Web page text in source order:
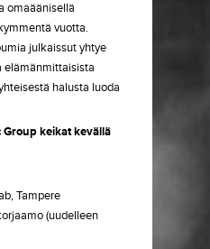
omaäänisellä
vuotta.
julkaissut yhtye
elämänmittaisista
halusta luoda
keikat kevällä
Tampere
(uudelleen